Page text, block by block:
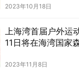
2023年10月18日
上海湾首届户外运
11日将在海湾国家
2023年11月8日